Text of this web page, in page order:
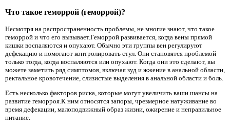
Что такое геморрой (геморрой)?
Несмотря на распространенность проблемы, не многие знают, что такое
геморрой и что его вызывает.Геморрой развивается, когда вены прямой
кишки воспаляются и опухают. Обычно эти группы вен регулируют
дефекацию и помогают контролировать стул. Они становятся проблемой
только тогда, когда воспаляются или опухают. Когда они это сделают, вы
можете заметить ряд симптомов, включая зуд и жжение в анальной области,
ректальное кровотечение, слизистые выделения в анальной области и боль.
Есть несколько факторов риска, которые могут увеличить ваши шансы на
развитие геморроя.К ним относятся запоры, чрезмерное натуживание во
время дефекации, малоподвижный образ жизни, ожирение и неправильное
питание.